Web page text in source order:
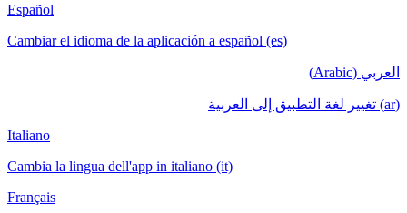
Español
Cambiar el idioma de la aplicación a español (es)
العربي (Arabic)
(ar) تغيير لغة التطبيق إلى العربية
Italiano
Cambia la lingua dell'app in italiano (it)
Français